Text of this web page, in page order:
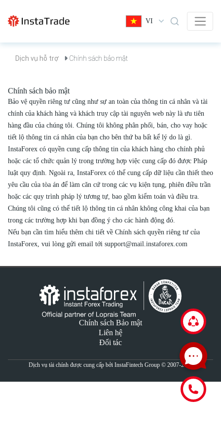
VI
Dịch vụ hỗ trợ Chính sách bảo mật
Chính sách bảo mật
Bảo vệ quyền riêng tư cũng như sự an toàn của thông tin cá nhân và tài
chính của khách hàng và khách truy cập tài nguyên web này là ưu tiên
hàng đầu của chúng tôi. Chúng tôi không phân phối, bán, cho vay hoặc
tiết lộ thông tin cá nhân của bạn cho bên thứ ba bất kể lý do là gì.
InstaForex có quyền cung cấp thông tin của khách hàng cho chính phủ
hoặc các tổ chức quản lý trong trường hợp việc cung cấp đó được Pháp
luật quy định. Ngoài ra, InstaForex có thể cung cấp dữ liệu cần thiết theo
yêu cầu của tòa án để làm căn cứ trong các vụ kiện tụng, phiên điều trần
hoặc các quy trình pháp lý tương tự, bao gồm kiểm toán và điều tra.
Chúng tôi cũng có thể tiết lộ thông tin cá nhân không công khai của bạn
trong các trường hợp khi bạn đồng ý cho các hành động đó.
Nếu bạn cần tìm hiểu thêm chi tiết về Chính sách quyền riêng tư của
InstaForex, vui lòng gửi email tới support@mail.instaforex.com
Chính sách Bảo mật
Liên hệ
Đối tác
Dịch vụ tài chính được cung cấp bởi InstaFintech Group © 2007-2026